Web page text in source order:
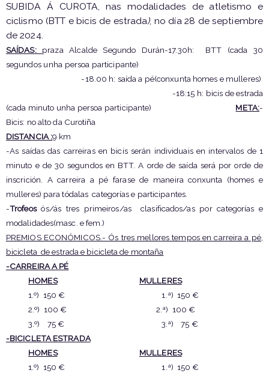
SUBIDA Á CUROTA, nas modalidades de atletismo e
ciclismo (BTT e bicis de estrada), no día 28 de septiembre
de 2024.
SAÍDAS: praza Alcalde Segundo Durán-17.30h: BTT (cada 30
segundos unha persoa participante)
-18.00 h: saída a pé(conxunta homes e mulleres)
-18:15 h: bicis de estrada
(cada minuto unha persoa participante) META:-
Bicis: no alto da Curotiña
DISTANCIA :9 km
-As saídas das carreiras en bicis serán individuais en intervalos de 1
minuto e de 30 segundos en BTT. A orde de saída será por orde de
inscrición. A carreira a pé farase de maneira conxunta (homes e
mulleres) para tódalas categorías e participantes.
-Trofeosós/ás tres primeiros/as clasificados/as por categorías e
modalidades(masc. e fem.)
PREMIOS ECONÓMICOS.- Ós tres mellores tempos en carreira a pé,
bicicleta de estrada e bicicleta de montaña
-CARREIRA A PÉ
HOMES
MULLERES
1.º) 150 € 1.ª) 150 €
2.º) 100 € 2.ª) 100 €
3.º) 75 € 3.ª) 75 €
-BICICLETA ESTRADA
HOMES
MULLERES
1.º) 150 € 1.ª) 150 €